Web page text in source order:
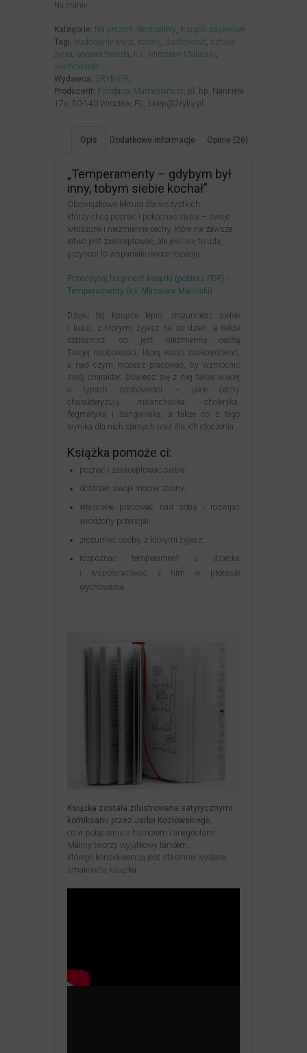
Na stanie
Kategorie: Na prezent Bestsellery Książki papierowe
Tagi: budowanie więzi rozwój duchowość sztuka
życia oprawa twarda Ks. Mirosław Maliński
wychowanie
Wydawca: 2RYBY.PL
Producent: Fundacja Mathesianum , pl. bp. Nankiera
17a, 50-140 Wrocław, PL, sklep@2ryby.pl
Opis Dodatkowe informacje Opinie (26)
„Temperamenty – gdybym był
inny, tobym siebie kochał”
Obowiązkowa lektura dla wszystkich,
którzy chcą poznać i pokochać siebie – swoje
wrodzone i niezmienne cechy, które nie zawsze
łatwo jest zaakceptować, ale jeśli się to uda,
przynosi to wspaniałe owoce rozwoju.
Przeczytaj fragment książki (pobierz PDF) –
Temperamenty (ks. Mirosław Maliński)
Dzięki tej książce lepiej zrozumiesz siebie
i ludzi, z którymi żyjesz na co dzień, a także
rozróżnisz, co jest niezmienną cechą
Twojej osobowości, którą warto zaakceptować,
a nad czym możesz pracować, by wzmocnić
swój charakter. Dowiesz się z niej także więcej
o typach osobowości – jakie cechy
charakteryzują melancholika, choleryka,
flegmatyka i sangwinika, a także co z tego
wynika dla nich samych oraz dla ich otoczenia.
Książka pomoże ci:
poznać i zaakceptować siebie;
dostrzec swoje mocne strony;
właściwie pracować nad sobą i rozwijać
wrodzony potencjał;
zrozumieć osoby, z którymi żyjesz;
rozpoznać temperament u dziecka
i współpracować z nim w procesie
wychowania.
Książka została zilustrowana satyrycznymi
komiksami przez Jarka Kozłowskiego,
co w połączeniu z humorem i anegdotami
Maliny tworzy wyjątkowy tandem,
którego konsekwencją jest starannie wydana,
smakowita książka.